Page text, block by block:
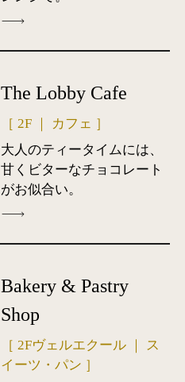
The Lobby Cafe
［ 2F ｜ カフェ ］
大人のティータイムには、
甘くビターなチョコレート
がお似合い。
Bakery & Pastry
Shop
［ 2Fヴェルエクール ｜ ス
イーツ・パン ］